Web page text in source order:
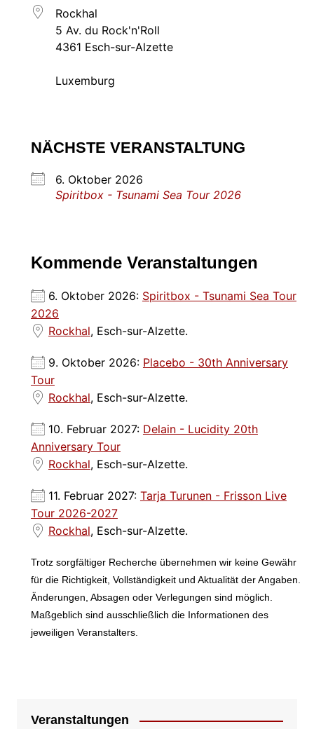
Rockhal
5 Av. du Rock'n'Roll
4361 Esch-sur-Alzette
Luxemburg
NÄCHSTE VERANSTALTUNG
6. Oktober 2026
Spiritbox - Tsunami Sea Tour 2026
Kommende Veranstaltungen
6. Oktober 2026: Spiritbox - Tsunami Sea Tour
2026
Rockhal, Esch-sur-Alzette.
9. Oktober 2026: Placebo - 30th Anniversary
Tour
Rockhal, Esch-sur-Alzette.
10. Februar 2027: Delain - Lucidity 20th
Anniversary Tour
Rockhal, Esch-sur-Alzette.
11. Februar 2027: Tarja Turunen - Frisson Live
Tour 2026-2027
Rockhal, Esch-sur-Alzette.
Trotz sorgfältiger Recherche übernehmen wir keine Gewähr
für die Richtigkeit, Vollständigkeit und Aktualität der Angaben.
Änderungen, Absagen oder Verlegungen sind möglich.
Maßgeblich sind ausschließlich die Informationen des
jeweiligen Veranstalters.
Veranstaltungen